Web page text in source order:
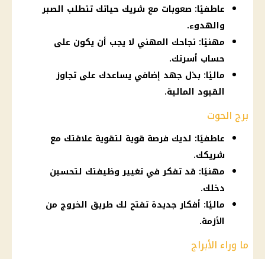
عاطفيًا: صعوبات مع شريك حياتك تتطلب الصبر
والهدوء.
مهنيًا: نجاحك المهني لا يجب أن يكون على
حساب أسرتك.
ماليًا: بذل جهد إضافي يساعدك على تجاوز
القيود المالية.
برج الحوت
عاطفيًا: لديك فرصة قوية لتقوية علاقتك مع
شريكك.
مهنيًا: قد تفكر في تغيير وظيفتك لتحسين
دخلك.
ماليًا: أفكار جديدة تفتح لك طريق الخروج من
الأزمة.
ما وراء الأبراج